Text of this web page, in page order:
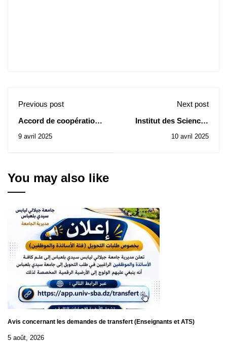
Previous post
Accord de coopération
Djillali Liabes Sidi Bel
9 avril 2025
Next post
Institut des Sciences
Consultation N° 20/2025
10 avril 2025
You may also like
Avis concernant les demandes de transfert (Enseignants et ATS)
5 août, 2026